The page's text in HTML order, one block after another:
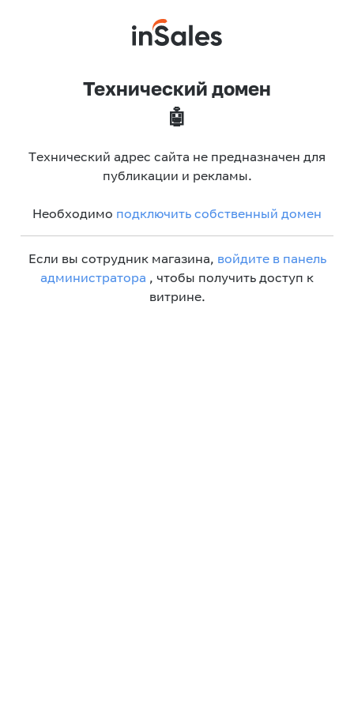
Технический домен
🤖
Технический адрес сайта не предназначен для
публикации и рекламы.
Необходимо подключить собственный домен
Если вы сотрудник магазина, войдите в панель
администратора , чтобы получить доступ к
витрине.